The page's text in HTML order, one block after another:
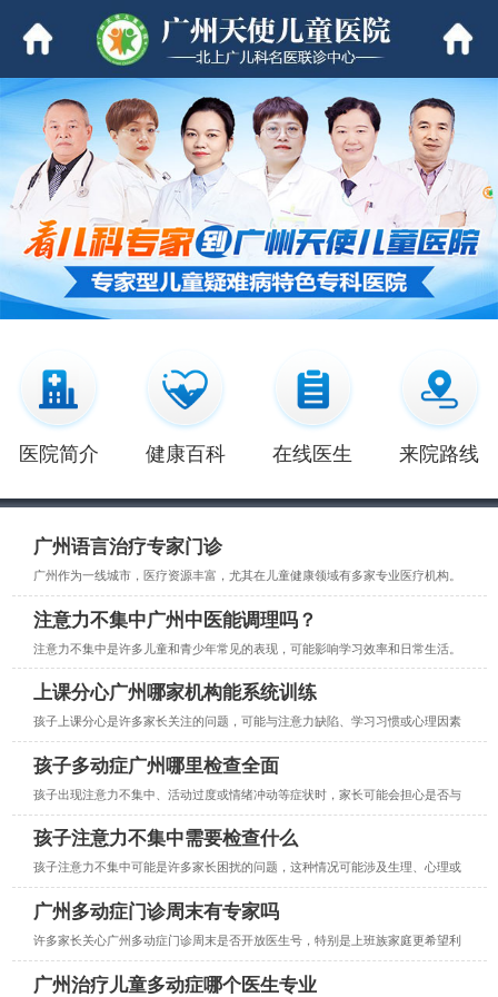
医院简介 健康百科 在线医生 来院路线
广州语言治疗专家门诊
广州作为一线城市，医疗资源丰富，尤其在儿童健康领域有多家专业医疗机构。
注意力不集中广州中医能调理吗？
注意力不集中是许多儿童和青少年常见的表现，可能影响学习效率和日常生活。
上课分心广州哪家机构能系统训练
孩子上课分心是许多家长关注的问题，可能与注意力缺陷、学习习惯或心理因素
孩子多动症广州哪里检查全面
孩子出现注意力不集中、活动过度或情绪冲动等症状时，家长可能会担心是否与
孩子注意力不集中需要检查什么
孩子注意力不集中可能是许多家长困扰的问题，这种情况可能涉及生理、心理或
广州多动症门诊周末有专家吗
许多家长关心广州多动症门诊周末是否开放医生号，特别是上班族家庭更希望利
广州治疗儿童多动症哪个医生专业